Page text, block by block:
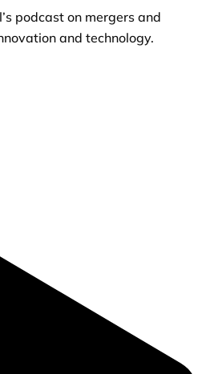
podcast on mergers and
and technology.